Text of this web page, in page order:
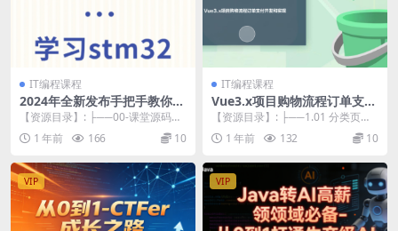
IT编程课程
2024年全新发布手把手教你学
STM32STM32CubeIDE
【资源目录】: ├──00-课堂源码&
课件资料 | └──STM32Cu...
1 年前 166 10
IT编程课程
Vue3.x项目购物流程订单支付
开发和实现
【资源目录】: ├──1.01 分类页面
布局和菜单_ev.mp4 84.17M ...
1 年前 132 10
VIP VIP